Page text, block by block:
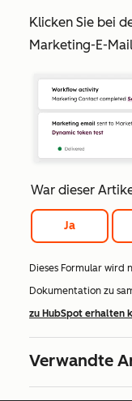
Klicken Sie bei
Marketing-E-
War dieser
Ja
Dieses Formular wird
Dokumentation zu
zu HubSpot erhalten
Verwandte